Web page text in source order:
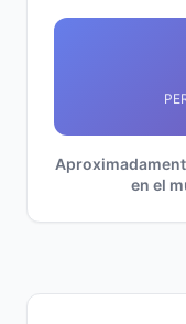
en el